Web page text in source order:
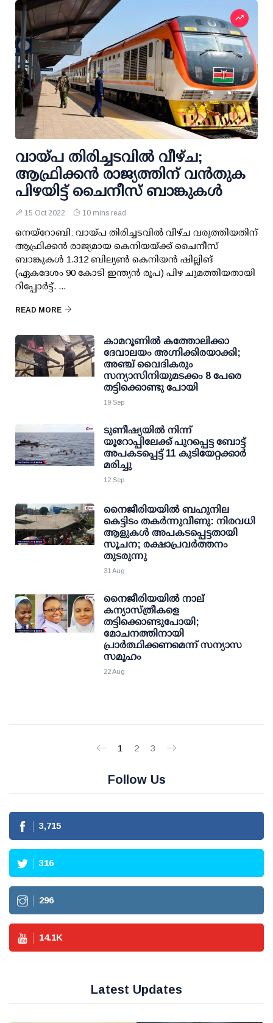
വായ്പ തിരിച്ചടവില്‍ വീഴ്ച;
ആഫ്രിക്കന്‍ രാജ്യത്തിന് വന്‍തുക
പിഴയിട്ട് ചൈനീസ് ബാങ്കുകള്‍
15 Oct 2022 10 mins read
നെയ്‌റോബി: വായ്പ തിരിച്ചടവില്‍ വീഴ്ച വരുത്തിയതിന്
ആഫ്രിക്കന്‍ രാജ്യമായ കെനിയയ്ക്ക് ചൈനീസ്
ബാങ്കുകള്‍ 1.312 ബില്യണ്‍ കെനിയന്‍ ഷില്ലിങ്
(ഏകദേശം 90 കോടി ഇന്ത്യന്‍ രൂപ) പിഴ ചുമത്തിയതായി
റിപ്പോര്‍ട്ട്. ...
READ MORE
കാമറൂണില്‍ കത്തോലിക്കാ
ദേവാലയം അഗ്നിക്കിരയാക്കി;
അഞ്ച് വൈദികരും
സന്യാസിനിയുമടക്കം 8 പേരെ
തട്ടിക്കൊണ്ടു പോയി
19 Sep
ടുണീഷ്യയില്‍ നിന്ന്
യൂറോപ്പിലേക്ക് പുറപ്പെട്ട ബോട്ട്
അപകടപ്പെട്ട് 11 കുടിയേറ്റക്കാര്‍
മരിച്ചു
12 Sep
നൈജീരിയയില്‍ ബഹുനില
കെട്ടിടം തകര്‍ന്നുവീണു: നിരവധി
ആളുകള്‍ അപകടപ്പെട്ടതായി
സൂചന; രക്ഷാപ്രവര്‍ത്തനം
തുടരുന്നു
31 Aug
നൈജീരിയയില്‍ നാല്
കന്യാസ്ത്രീകളെ
തട്ടിക്കൊണ്ടുപോയി;
മോചനത്തിനായി
പ്രാര്‍ത്ഥിക്കണമെന്ന് സന്യാസ
സമൂഹം
22 Aug
1 2 3
Follow Us
3,715
316
296
14.1K
Latest Updates